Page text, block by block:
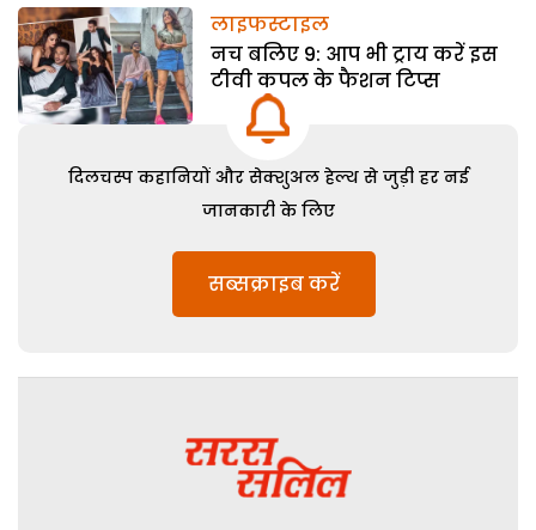
लाइफस्टाइल
नच बलिए 9: आप भी ट्राय करें इस
टीवी कपल के फैशन टिप्स
दिलचस्प कहानियों और सेक्शुअल हेल्थ से जुड़ी हर नई
जानकारी के लिए
सब्सक्राइब करें